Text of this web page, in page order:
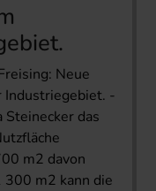
Neue
Industriegebiet. -
Steinecker das
m2 davon
m2 kann die